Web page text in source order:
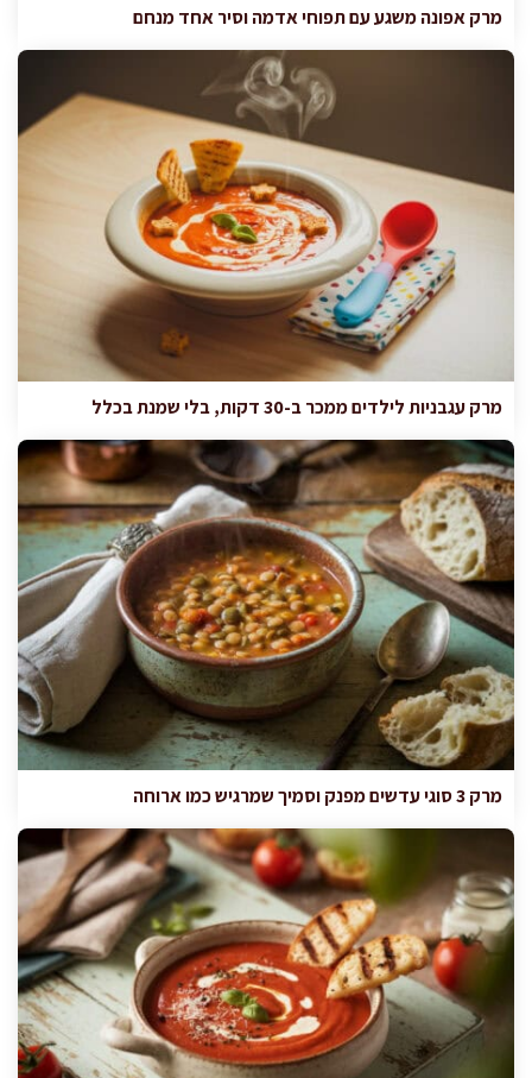
מרק אפונה משגע עם תפוחי אדמה וסיר אחד מנחם
מרק עגבניות לילדים ממכר ב-30 דקות, בלי שמנת בכלל
מרק 3 סוגי עדשים מפנק וסמיך שמרגיש כמו ארוחה